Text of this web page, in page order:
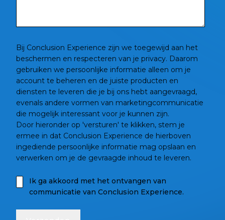
Bij Conclusion Experience zijn we toegewijd aan het
beschermen en respecteren van je privacy. Daarom
gebruiken we persoonlijke informatie alleen om je
account te beheren en de juiste producten en
diensten te leveren die je bij ons hebt aangevraagd,
evenals andere vormen van marketingcommunicatie
die mogelijk interessant voor je kunnen zijn.
Door hieronder op 'versturen' te klikken, stem je
ermee in dat Conclusion Experience de hierboven
ingediende persoonlijke informatie mag opslaan en
verwerken om je de gevraagde inhoud te leveren.
Ik ga akkoord met het ontvangen van
communicatie van Conclusion Experience.